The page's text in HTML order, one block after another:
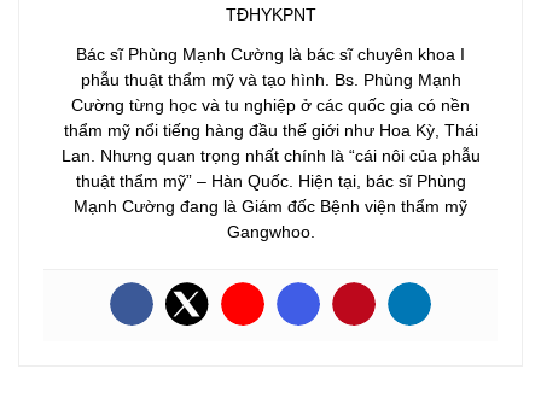
TĐHYKPNT
Bác sĩ Phùng Mạnh Cường là bác sĩ chuyên khoa I
phẫu thuật thẩm mỹ và tạo hình. Bs. Phùng Mạnh
Cường từng học và tu nghiệp ở các quốc gia có nền
thẩm mỹ nổi tiếng hàng đầu thế giới như Hoa Kỳ, Thái
Lan. Nhưng quan trọng nhất chính là “cái nôi của phẫu
thuật thẩm mỹ” – Hàn Quốc. Hiện tại, bác sĩ Phùng
Mạnh Cường đang là Giám đốc Bệnh viện thẩm mỹ
Gangwhoo.